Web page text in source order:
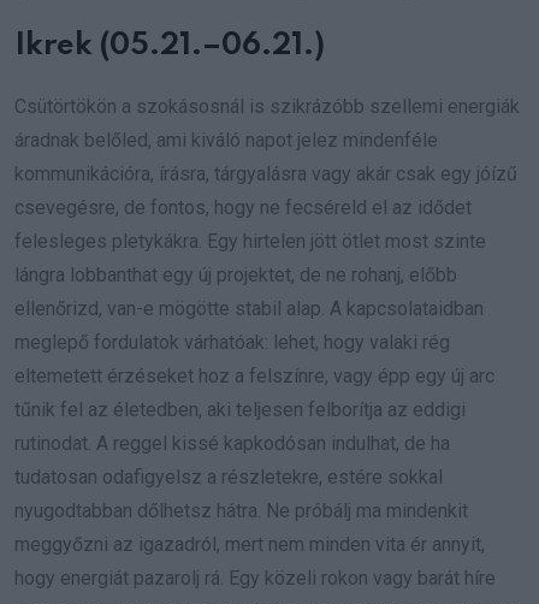
Ikrek (05.21.–06.21.)
Csütörtökön a szokásosnál is szikrázóbb szellemi energiák
áradnak belőled, ami kiváló napot jelez mindenféle
kommunikációra, írásra, tárgyalásra vagy akár csak egy jóízű
csevegésre, de fontos, hogy ne fecséreld el az idődet
felesleges pletykákra. Egy hirtelen jött ötlet most szinte
lángra lobbanthat egy új projektet, de ne rohanj, előbb
ellenőrizd, van-e mögötte stabil alap. A kapcsolataidban
meglepő fordulatok várhatóak: lehet, hogy valaki rég
eltemetett érzéseket hoz a felszínre, vagy épp egy új arc
tűnik fel az életedben, aki teljesen felborítja az eddigi
rutinodat. A reggel kissé kapkodósan indulhat, de ha
tudatosan odafigyelsz a részletekre, estére sokkal
nyugodtabban dőlhetsz hátra. Ne próbálj ma mindenkit
meggyőzni az igazadról, mert nem minden vita ér annyit,
hogy energiát pazarolj rá. Egy közeli rokon vagy barát híre